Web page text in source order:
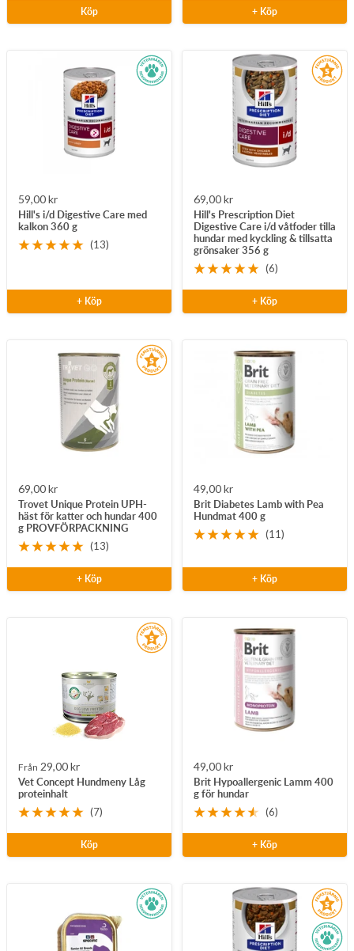
Köp + Köp
Rea-
pris
59,00 kr
Hill's i/d Digestive Care med
kalkon 360 g
(13)
+ Köp
Rea-
pris
69,00 kr
Hill's Prescription Diet
Digestive Care i/d våtfoder tilla
hundar med kyckling & tillsatta
grönsaker 356 g
(6)
+ Köp
Rea-
pris
69,00 kr
Trovet Unique Protein UPH-
häst för katter och hundar 400
g PROVFÖRPACKNING
(13)
+ Köp
Rea-
pris
49,00 kr
Brit Diabetes Lamb with Pea
Hundmat 400 g
(11)
+ Köp
Rea-
pris
Från 29,00 kr
Vet Concept Hundmeny Låg
proteinhalt
(7)
Köp
Rea-
pris
49,00 kr
Brit Hypoallergenic Lamm 400
g för hundar
(6)
+ Köp